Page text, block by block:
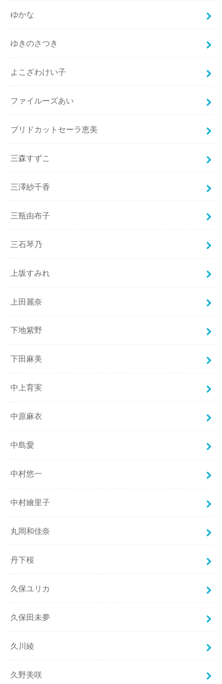
ゆかな
ゆきのさつき
よこざわけい子
ファイルーズあい
ブリドカットセーラ恵美
三森すずこ
三澤紗千香
三瓶由布子
三石琴乃
上坂すみれ
上田麗奈
下地紫野
下田麻美
中上育実
中原麻衣
中島愛
中村悠一
中村繪里子
丸岡和佳奈
丹下桜
久保ユリカ
久保田未夢
久川綾
久野美咲